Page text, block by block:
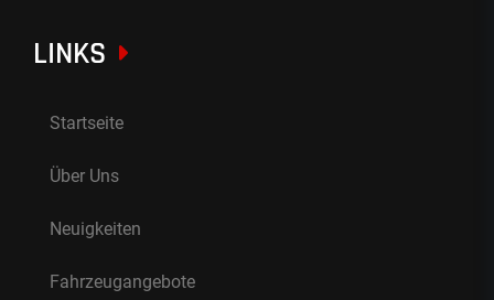
LINKS
Startseite
Über Uns
Neuigkeiten
Fahrzeugangebote